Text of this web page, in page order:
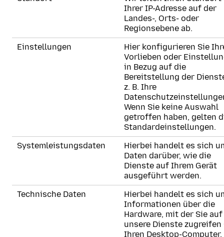
Ihrer IP-Adresse auf der
Landes-, Orts- oder
Regionsebene ab.
Einstellungen
Hier konfigurieren Sie
Vorlieben oder
in Bezug auf die
Bereitstellung der
z. B. Ihre
Wenn Sie keine Auswahl
getroffen haben, gelten
Standardeinstellungen.
Systemleistungsdaten
Hierbei handelt es sich
Daten darüber, wie die
Dienste auf Ihrem Gerät
ausgeführt werden.
Technische Daten
Hierbei handelt es sich
Informationen über die
Hardware, mit der Sie auf
unsere Dienste zugreifen
Ihren Desktop-